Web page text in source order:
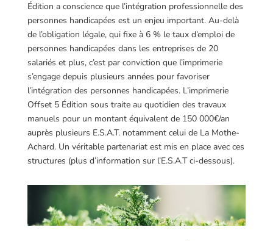
Édition a conscience que l’intégration professionnelle des
personnes handicapées est un enjeu important. Au-delà
de l’obligation légale, qui fixe à 6 % le taux d’emploi de
personnes handicapées dans les entreprises de 20
salariés et plus, c’est par conviction que l’imprimerie
s’engage depuis plusieurs années pour favoriser
l’intégration des personnes handicapées. L’imprimerie
Offset 5 Édition sous traite au quotidien des travaux
manuels pour un montant équivalent de 150 000€/an
auprès plusieurs E.S.A.T. notamment celui de La Mothe-
Achard. Un véritable partenariat est mis en place avec ces
structures (plus d’information sur l’E.S.A.T ci-dessous).